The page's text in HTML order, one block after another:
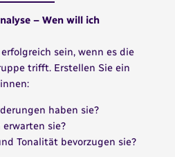
– Wen will ich
sein, wenn es die
trifft. Erstellen Sie ein
haben sie?
sie?
Tonalität bevorzugen sie?